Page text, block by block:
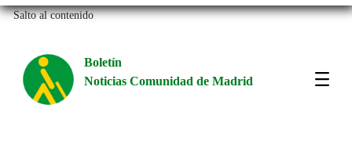
Salto al contenido
Boletín
Noticias Comunidad de Madrid